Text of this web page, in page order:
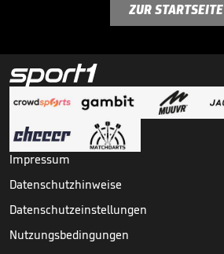
ZUR STARTSEITE
Impressum
Datenschutzhinweise
Datenschutzeinstellungen
Nutzungsbedingungen